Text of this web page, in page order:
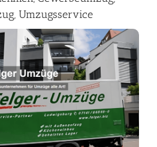
Umzugsservice